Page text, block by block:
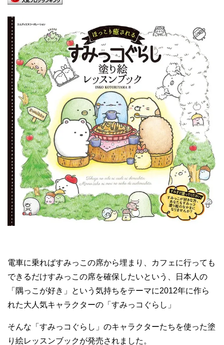
電車に乗ればすみっこの席から埋まり、カフェに行っても
できるだけすみっこの席を確保したいという、日本人の
「隅っこが好き」という気持ちをテーマに2012年に作ら
れた大人気キャラクターの「すみっコぐらし」
そんな「すみっコぐらし」のキャラクターたちを使った塗
り絵レッスンブックが発売されました。